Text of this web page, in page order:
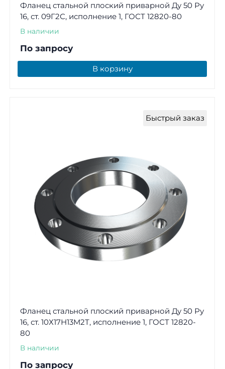
Фланец стальной плоский приварной Ду 50 Ру
16, ст. 09Г2С, исполнение 1, ГОСТ 12820-80
В наличии
По запросу
В корзину
Быстрый заказ
Фланец стальной плоский приварной Ду 50 Ру
16, ст. 10Х17Н13М2Т, исполнение 1, ГОСТ 12820-
80
В наличии
По запросу